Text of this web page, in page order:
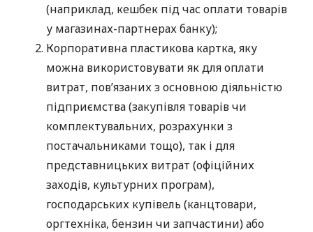
(наприклад, кешбек під час оплати товарів
у магазинах-партнерах банку);
Корпоративна пластикова картка, яку
можна використовувати як для оплати
витрат, пов’язаних з основною діяльністю
підприємства (закупівля товарів чи
комплектувальних, розрахунки з
постачальниками тощо), так і для
представницьких витрат (офіційних
заходів, культурних програм),
господарських купівель (канцтовари,
оргтехніка, бензин чи запчастини) або